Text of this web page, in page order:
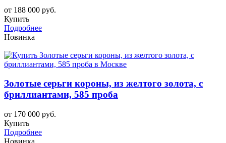
от 188 000 руб.
Купить
Подробнее
Новинка
Золотые серьги короны, из желтого золота, с
бриллиантами, 585 проба
от 170 000 руб.
Купить
Подробнее